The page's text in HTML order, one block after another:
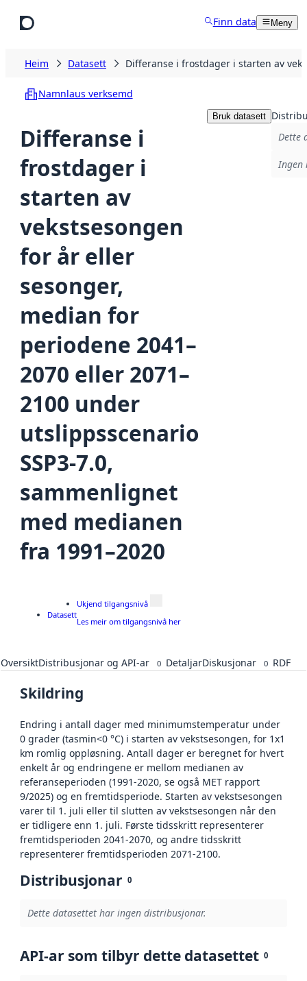
Finn data Meny
Heim Datasett Differanse i frostdager i starten av
Namnlaus verksemd
Differanse i
frostdager i
starten av
vekstsesongen
for år eller
sesonger,
median for
periodene 2041–
2070 eller 2071–
2100 under
utslippsscenario
SSP3-7.0,
sammenlignet
med medianen
fra 1991–2020
Bruk datasett
Dette
Ingen
Datasett
Ukjend tilgangsnivå
Les meir om tilgangsnivå her
OversiktDistribusjonar og API-ar 0 DetaljarDiskusjonar 0 RDF
Skildring
Endring i antall dager med minimumstemperatur under
0 grader (tasmin<0 °C) i starten av vekstsesongen, for 1x1
km romlig oppløsning. Antall dager er beregnet for hvert
enkelt år og endringene er mellom medianen av
referanseperioden (1991-2020, se også MET rapport
9/2025) og en fremtidsperiode. Starten av vekstsesongen
varer til 1. juli eller til slutten av vekstsesongen når den
er tidligere enn 1. juli. Første tidsskritt representerer
fremtidsperioden 2041-2070, og andre tidsskritt
representerer fremtidsperioden 2071-2100.
Distribusjonar 0
Dette datasettet har ingen distribusjonar.
API-ar som tilbyr dette datasettet 0